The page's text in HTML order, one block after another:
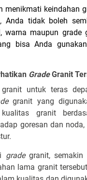
menikmati keindahan
Anda tidak boleh
warna maupun grade
bisa Anda
GradeGranit
untuk teras
granit yang
granit
goresan dan
gradegranit, semakin
lama granit